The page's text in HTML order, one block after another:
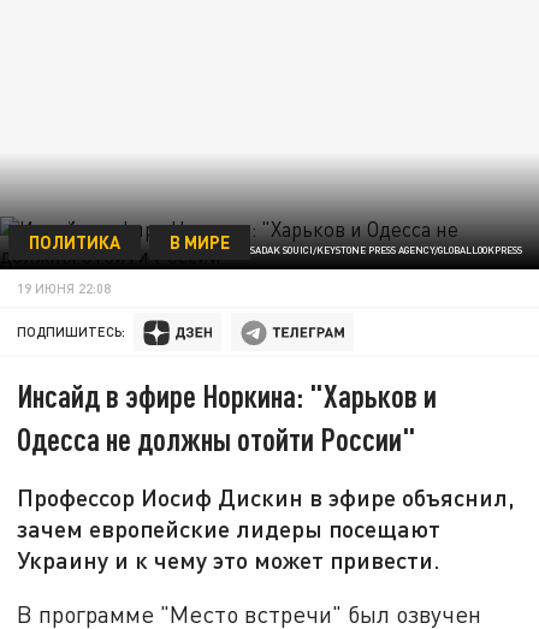
ФОТО: SADAK SOUICI/KEYSTONE PRESS AGENCY/GLOBALLOOKPRESS
ПОЛИТИКА В МИРЕ
19 ИЮНЯ 22:08
ПОДПИШИТЕСЬ:
Инсайд в эфире Норкина: "Харьков и
Одесса не должны отойти России"
Профессор Иосиф Дискин в эфире объяснил,
зачем европейские лидеры посещают
Украину и к чему это может привести.
В программе "Место встречи" был озвучен